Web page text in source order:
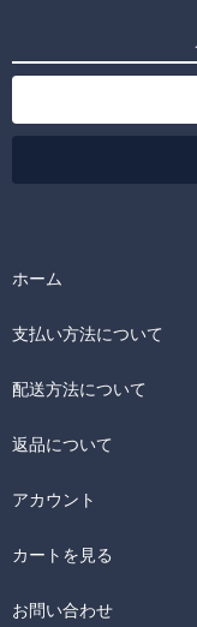
ホーム
支払い方法について
配送方法について
返品について
アカウント
カートを見る
お問い合わせ